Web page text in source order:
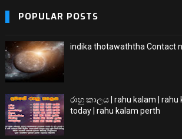
POPULAR POSTS
indika thotawaththa Contact
රාහු කාලය | rahu kalam | rahu
today | rahu kalam perth